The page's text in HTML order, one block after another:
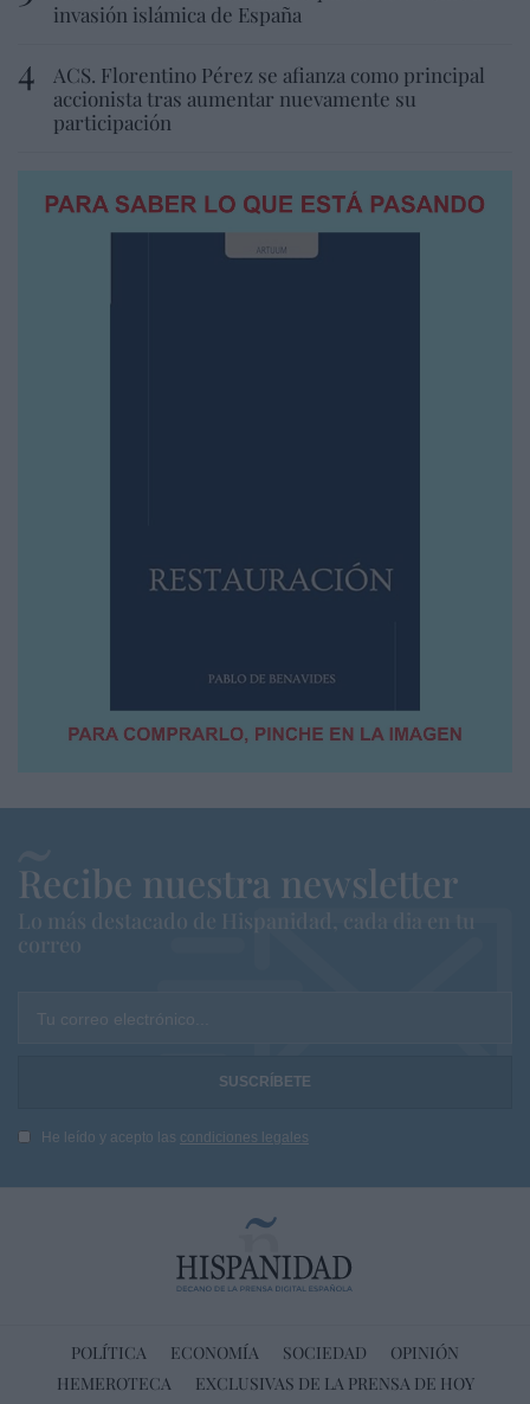
invasión islámica de España
ACS. Florentino Pérez se afianza como principal
accionista tras aumentar nuevamente su
participación
Recibe nuestra newsletter
Lo más destacado de Hispanidad, cada dia en tu
correo
Tu correo electrónico...
He leído y acepto las condiciones legales
POLÍTICA ECONOMÍA SOCIEDAD
OPINIÓN
HEMEROTECA
EXCLUSIVAS DE LA PRENSA DE HOY